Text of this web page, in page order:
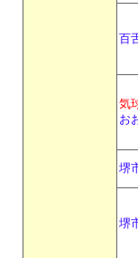
百
気
お
堺
堺